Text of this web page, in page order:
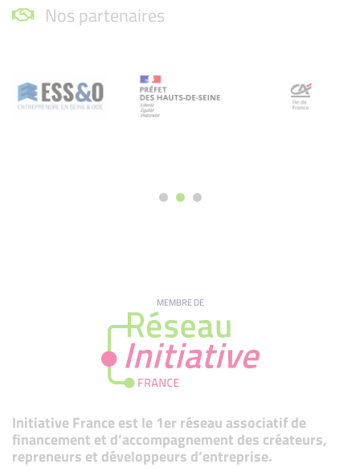
Nos partenaires
MEMBRE DE
Initiative France est le 1er réseau associatif de
financement et d’accompagnement des créateurs,
repreneurs et développeurs d’entreprise.